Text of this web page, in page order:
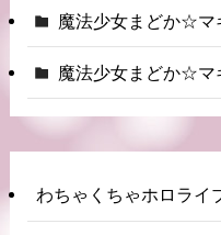
魔法少女まどか☆マ
魔法少女まどか☆マ
わちゃくちゃホロライ